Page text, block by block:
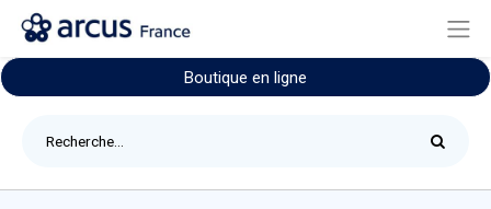
Boutique en ligne